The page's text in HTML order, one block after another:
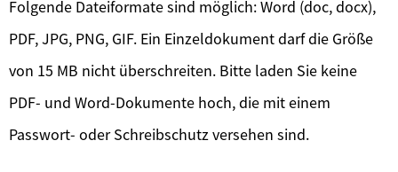
Folgende Dateiformate sind möglich: Word (doc, docx),
PDF, JPG, PNG, GIF. Ein Einzeldokument darf die Größe
von 15 MB nicht überschreiten. Bitte laden Sie keine
PDF- und Word-Dokumente hoch, die mit einem
Passwort- oder Schreibschutz versehen sind.